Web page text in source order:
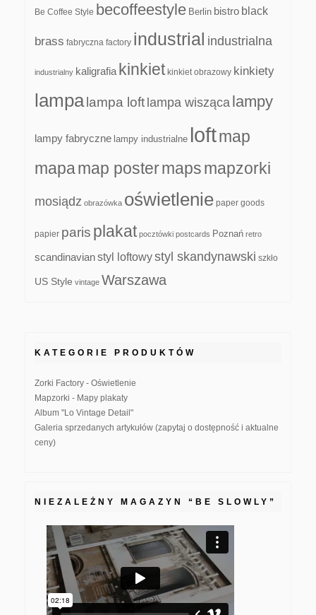
Be Coffee Style becoffeestyle Berlin bistro black
brass fabryczna factory industrial industrialna
industrialny kaligrafia kinkiet kinkiet obrazowy kinkiety
lampa lampa loft lampa wisząca lampy
lampy fabryczne lampy industrialne loftmap
mapamap postermapsmapzorki
mosiądz obrazówka oświetlenie paper goods
papier paris plakat pocztówki postcards Poznań retro
scandinavianstyl loftowystyl skandynawski szkło
US Style vintage Warszawa
KATEGORIE PRODUKTÓW
Zorki Factory - Oświetlenie
Mapzorki - Mapy plakaty
Album "Lo Vintage Detail"
Galeria sprzedanych artykułów (zapytaj o dostępność i aktualne
ceny)
NIEZALEŻNY MAGAZYN “BE SLOWLY”